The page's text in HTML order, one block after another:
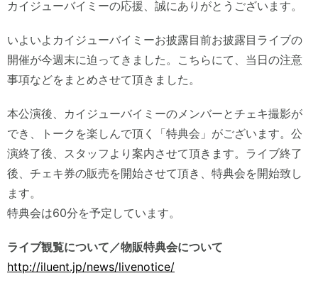
カイジューバイミーの応援、誠にありがとうございます。
いよいよカイジューバイミーお披露目前お披露目ライブの
開催が今週末に迫ってきました。こちらにて、当日の注意
事項などをまとめさせて頂きました。
本公演後、カイジューバイミーのメンバーとチェキ撮影が
でき、トークを楽しんで頂く「特典会」がございます。公
演終了後、スタッフより案内させて頂きます。ライブ終了
後、チェキ券の販売を開始させて頂き、特典会を開始致し
ます。
特典会は60分を予定しています。
ライブ観覧について／物販特典会について
http://iluent.jp/news/livenotice/